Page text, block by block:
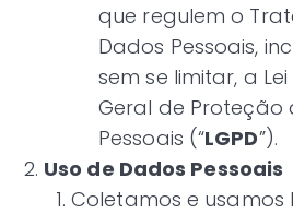
que regulem o
Dados Pessoais,
sem se limitar, a Lei
Geral de Proteção
Pessoais (“LGPD”).
Uso de Dados Pessoais
Coletamos e usamos